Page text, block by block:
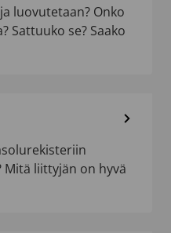
luovutetaan? Onko
Sattuuko se? Saako
Mitä liittyjän on hyvä